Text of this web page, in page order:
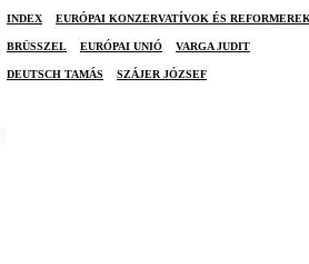
INDEX EURÓPAI KONZERVATÍVOK ÉS
BRÜSSZEL EURÓPAI UNIÓ VARGA JUDIT
DEUTSCH TAMÁS SZÁJER JÓZSEF